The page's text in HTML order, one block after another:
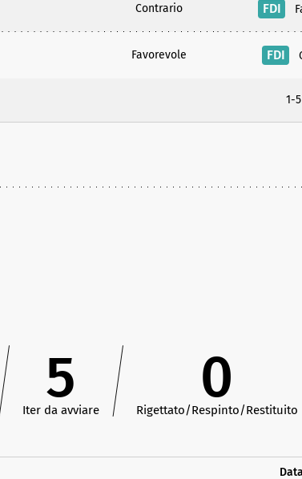
Contrario FDI
Favorevole FDI
1-
5
Iter da avviare 0
Rigettato/Respinto/Restituito
Data